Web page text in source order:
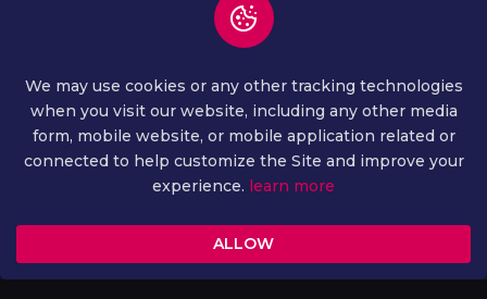
2026 ALL RIGHTS RESERVED
We may use cookies or any other tracking technologies
when you visit our website, including any other media
form, mobile website, or mobile application related or
connected to help customize the Site and improve your
experience. learn more
ALLOW